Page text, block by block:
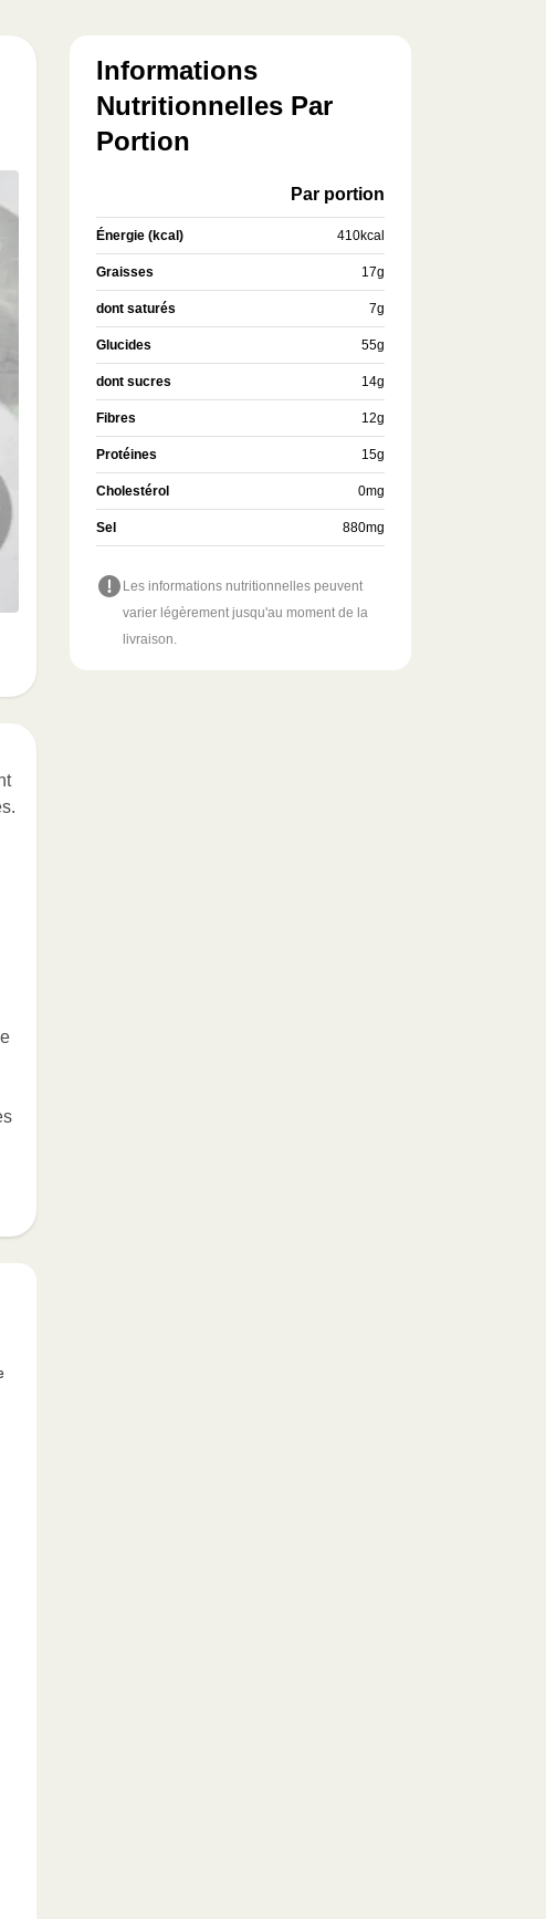
Informations
Nutritionnelles Par
Portion
Par portion
Énergie (kcal) 410kcal
Graisses 17g
dont saturés 7g
Glucides 55g
dont sucres 14g
Fibres 12g
Protéines 15g
Cholestérol 0mg
Sel 880mg
Les informations nutritionnelles peuvent
varier légèrement jusqu'au moment de la
livraison.